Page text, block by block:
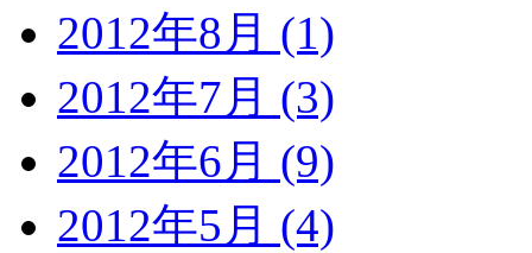
2012年8月 (1)
2012年7月 (3)
2012年6月 (9)
2012年5月 (4)